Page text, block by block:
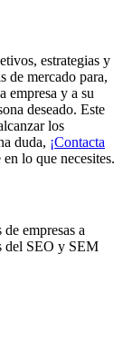
estrategias y
de mercado para,
empresa y a su
deseado. Este
los
duda, ¡Contacta
lo que necesites.
empresas a
del SEO y SEM